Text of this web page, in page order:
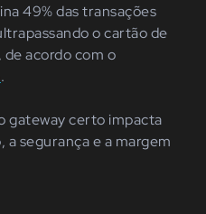
49% das transações
o cartão de
acordo com o
.
gateway certo impacta
segurança e a margem